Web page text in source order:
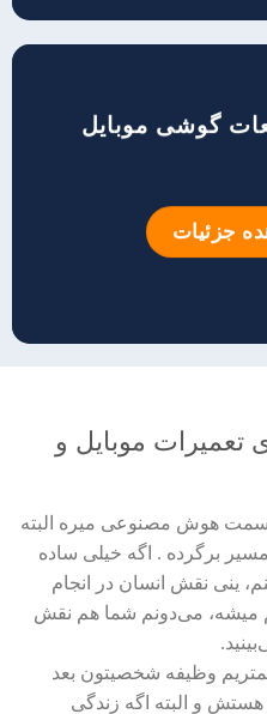
گوشی موبایل
جزئیات
موبایل و
سمت هوش مصنوعی میره البته
برگرده . اگه خیلی ساده
ینی نقش انسان در انجام
می‌دونم شما هم نقش
وظیفه شخصیتون بعد
هستش و البته اگه زندگی